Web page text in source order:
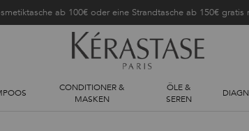
ab 100€ oder eine Strandtasche ab 150€
CONDITIONER &
MASKEN
ÖLE &
SEREN